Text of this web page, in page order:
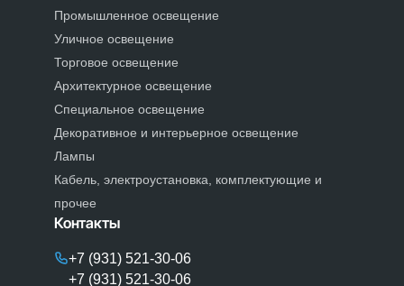
Промышленное освещение
Уличное освещение
Торговое освещение
Архитектурное освещение
Специальное освещение
Декоративное и интерьерное освещение
Лампы
Кабель, электроустановка, комплектующие и
прочее
Контакты
+7 (931) 521-30-06
+7 (931) 521-30-06